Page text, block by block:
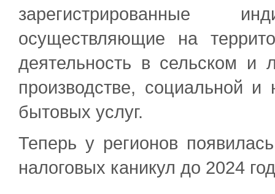
зарегистрированные
осуществляющие на
деятельность в сельском и
производстве, социальной
бытовых услуг.
Теперь у регионов
налоговых каникул до 2024